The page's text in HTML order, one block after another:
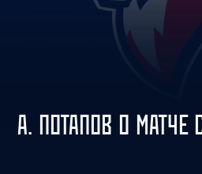
А. ПОТАПОВ О МАТЧЕ